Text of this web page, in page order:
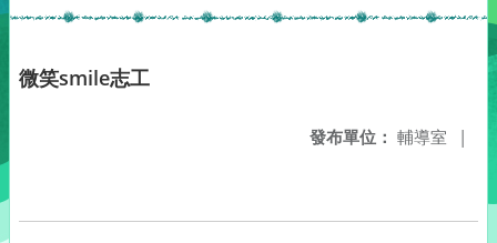
微笑smile志工
發布單位： 輔導室 |